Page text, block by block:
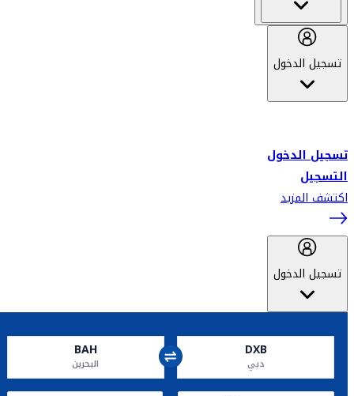
تسجيل الدخول
تسجيل الدخول
التسجيل
اكتشف المزيد
تسجيل الدخول
DXB
دبي
BAH
البحرين